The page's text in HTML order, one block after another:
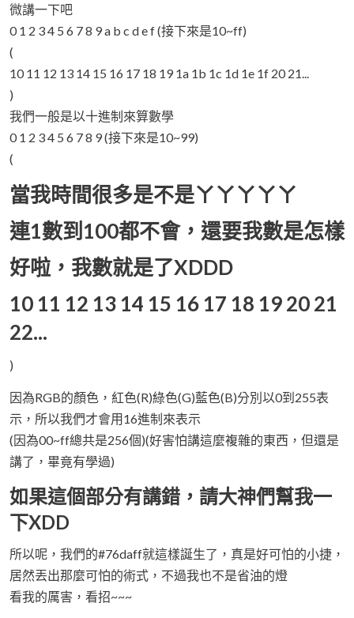
微講一下吧
0 1 2 3 4 5 6 7 8 9 a b c d e f (接下來是10~ff)
(
10 11 12 13 14 15 16 17 18 19 1a 1b 1c 1d 1e 1f 20 21...
)
我們一般是以十進制來算數學
0 1 2 3 4 5 6 7 8 9 (接下來是10~99)
(
當我時間很多是不是ㄚㄚㄚㄚㄚ
連1數到100都不會，還要我數是怎樣
好啦，我數就是了XDDD
10 11 12 13 14 15 16 17 18 19 20 21
22...
)
因為RGB的顏色，紅色(R)綠色(G)藍色(B)分別以0到255表
示，所以我們才會用16進制來表示
(因為00~ff總共是256個)(好害怕講這麼複雜的東西，但還是
講了，畢竟有學過)
如果這個部分有講錯，請大神們幫我一
下XDD
所以呢，我們的#76daff就這樣誕生了，真是好可怕的小捷，
居然丟出那麼可怕的術式，不過我也不是省油的燈
看我的厲害，看招~~~